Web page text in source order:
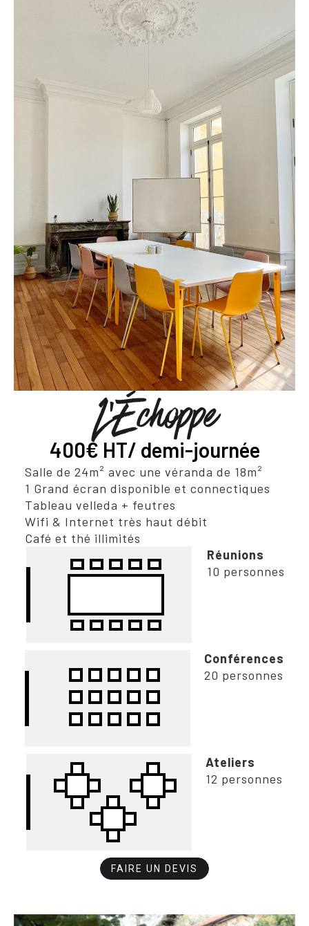
L'Échoppe
400€ HT/ demi-journée
Salle de 24m² avec une véranda de 18m²
1 Grand écran disponible et connectiques
Tableau velleda + feutres
Wifi & Internet très haut débit
Café et thé illimités
Réunions
10 personnes
Conférences
20 personnes
Ateliers
12 personnes
FAIRE UN DEVIS